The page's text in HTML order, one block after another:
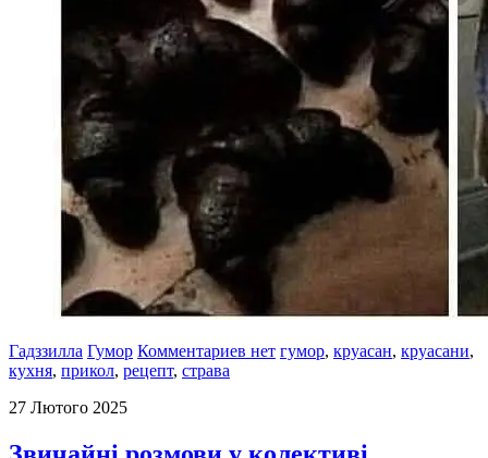
Гадззилла Гумор Комментариев нет гумор, круасан, круасани,
кухня, прикол, рецепт, страва
27 Лютого 2025